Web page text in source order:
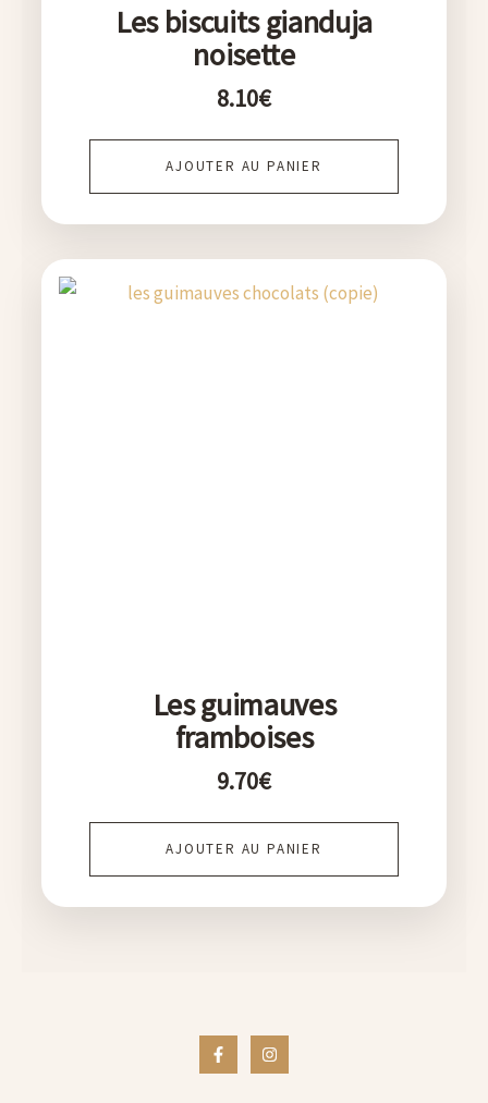
Les biscuits gianduja
noisette
8.10€
AJOUTER AU PANIER
Les guimauves
framboises
9.70€
AJOUTER AU PANIER